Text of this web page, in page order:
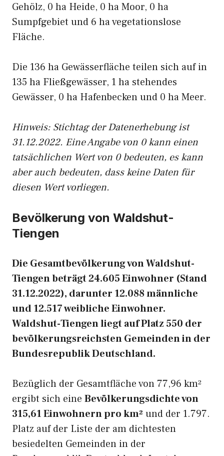
Gehölz, 0 ha Heide, 0 ha Moor, 0 ha
Sumpfgebiet und 6 ha vegetationslose
Fläche.
Die 136 ha Gewässerfläche teilen sich auf in
135 ha Fließgewässer, 1 ha stehendes
Gewässer, 0 ha Hafenbecken und 0 ha Meer.
Hinweis: Stichtag der Datenerhebung ist
31.12.2022. Eine Angabe von 0 kann einen
tatsächlichen Wert von 0 bedeuten, es kann
aber auch bedeuten, dass keine Daten für
diesen Wert vorliegen.
Bevölkerung von Waldshut-
Tiengen
Die Gesamtbevölkerung von Waldshut-
Tiengen beträgt 24.605 Einwohner (Stand
31.12.2022), darunter 12.088 männliche
und 12.517 weibliche Einwohner.
Waldshut-Tiengen liegt auf Platz 550 der
bevölkerungsreichsten Gemeinden in der
Bundesrepublik Deutschland.
Bezüglich der Gesamtfläche von 77,96 km²
ergibt sich eine Bevölkerungsdichte von
315,61 Einwohnern pro km² und der 1.797.
Platz auf der Liste der am dichtesten
besiedelten Gemeinden in der